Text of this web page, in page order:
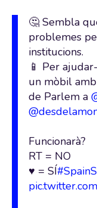
🤔 Sembla
problemes
institucions.
📱 Per
un mòbil
de Parlem a
Funcionarà?
RT = NO
♥️ = SÍ